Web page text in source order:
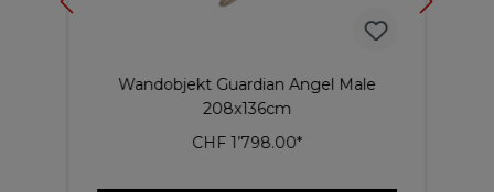
Wandobjekt Guardian Angel Male
208x136cm
CHF 1’798.00*